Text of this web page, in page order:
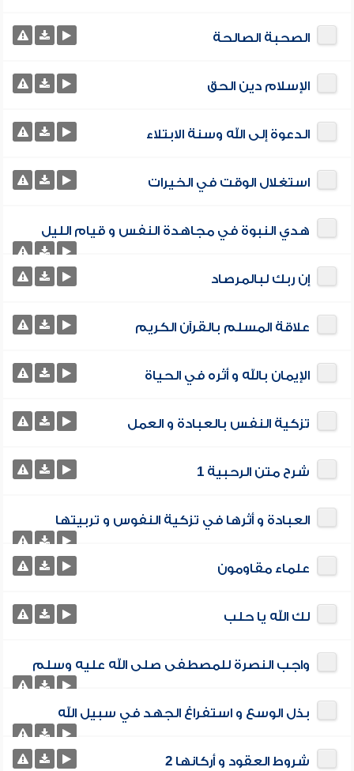
الصحبة الصالحة
الإسلام دين الحق
الدعوة إلى الله وسنة الابتلاء
استغلال الوقت في الخيرات
هدي النبوة في مجاهدة النفس و قيام الليل
إن ربك لبالمرصاد
علاقة المسلم بالقرآن الكريم
الإيمان بالله و أثره في الحياة
تزكية النفس بالعبادة و العمل
شرح متن الرحبية 1
العبادة و أثرها في تزكية النفوس و تربيتها
علماء مقاومون
لك الله يا حلب
واجب النصرة للمصطفى صلى الله عليه وسلم
بذل الوسع و استفراغ الجهد في سبيل الله
شروط العقود و أركانها 2